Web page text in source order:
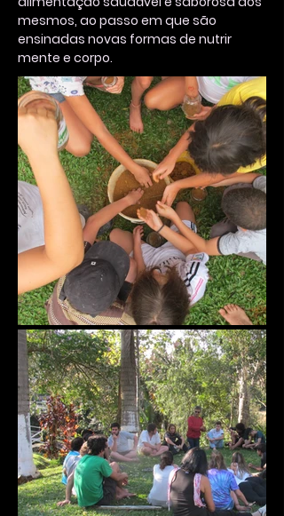
mesmos, ao passo em que são
ensinadas novas formas de nutrir
mente e corpo.